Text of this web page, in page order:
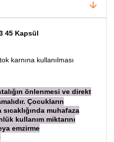
45 Kapsül
karnına kullanılması
önlenmesi ve direkt
Çocukların
muhafaza
kullanım miktarını
emzirme